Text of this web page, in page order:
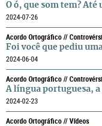
O ó, que som tem?
2024-07-26
Acordo Ortográfico //
Foi você que pediu
2024-06-04
Acordo Ortográfico //
A língua portuguesa, a
2024-02-23
Acordo Ortográfico // Vídeos